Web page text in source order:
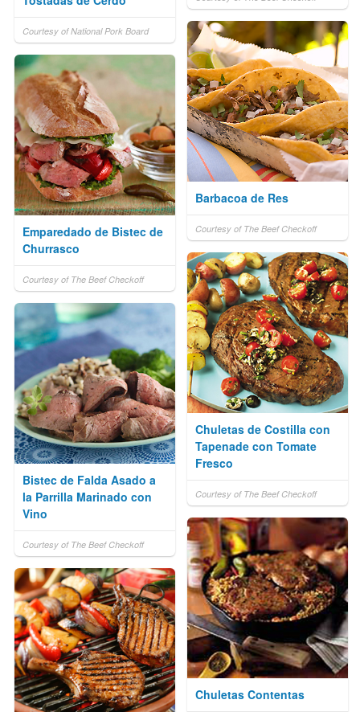
Courtesy of National Pork Board
Barbacoa de Res
Courtesy of The Beef Checkoff
Emparedado de Bistec de
Churrasco
Courtesy of The Beef Checkoff
Chuletas de Costilla con
Tapenade con Tomate
Fresco
Courtesy of The Beef Checkoff
Bistec de Falda Asado a
la Parrilla Marinado con
Vino
Courtesy of The Beef Checkoff
Chuletas Contentas